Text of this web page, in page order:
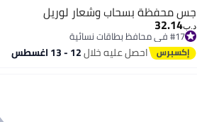
جس محفظة بسحاب وشعار لوريل
د.ب‏32.14
#17 في محافظ بطاقات نسائية
#17 في محافظ بطاقات نسائية احصل عليه خلال12 - 13 اغسطس